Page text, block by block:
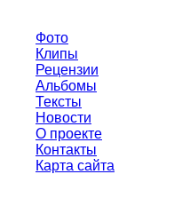
Фото
Клипы
Рецензии
Альбомы
Тексты
Новости
О проекте
Контакты
Карта сайта